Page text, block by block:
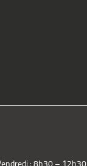
: 8h30 – 12h30